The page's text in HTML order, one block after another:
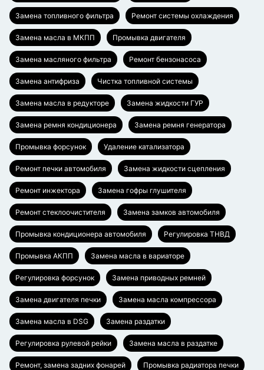
Замена топливного фильтра Ремонт системы охлаждения
Замена масла в МКПП Промывка двигателя
Замена масляного фильтра Ремонт бензонасоса
Замена антифриза Чистка топливной системы
Замена масла в редукторе Замена жидкости ГУР
Замена ремня кондиционера Замена ремня генератора
Промывка форсунок Удаление катализатора
Ремонт печки автомобиля Замена жидкости сцепления
Ремонт инжектора Замена гофры глушителя
Ремонт стеклоочистителя Замена замков автомобиля
Промывка кондиционера автомобиля Регулировка ТНВД
Промывка АКПП Замена масла в вариаторе
Регулировка форсунок Замена приводных ремней
Замена двигателя печки Замена масла компрессора
Замена масла в DSG Замена раздатки
Регулировка рулевой рейки Замена масла в раздатке
Ремонт, замена задних фонарей Промывка радиатора печки